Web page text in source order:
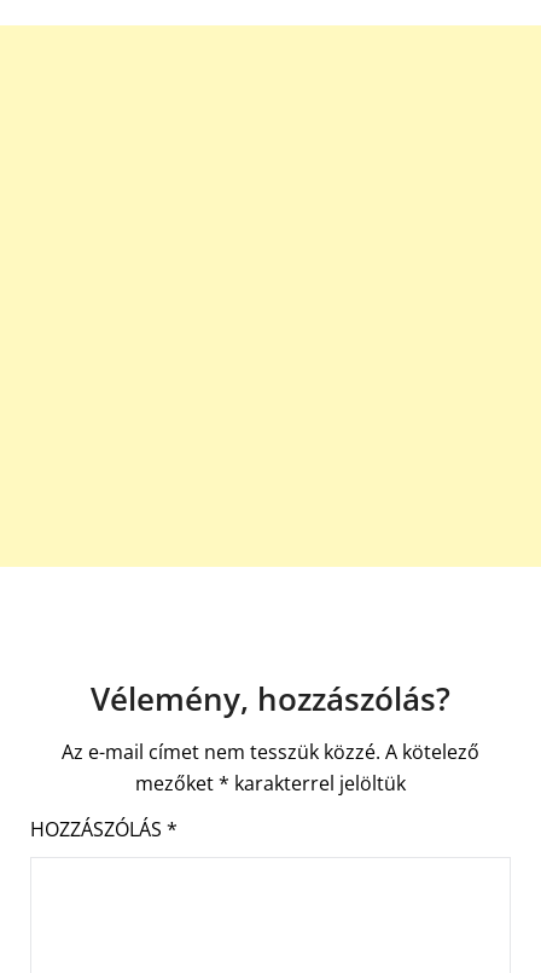
Vélemény, hozzászólás?
Az e-mail címet nem tesszük közzé. A kötelező
mezőket* karakterrel jelöltük
HOZZÁSZÓLÁS *